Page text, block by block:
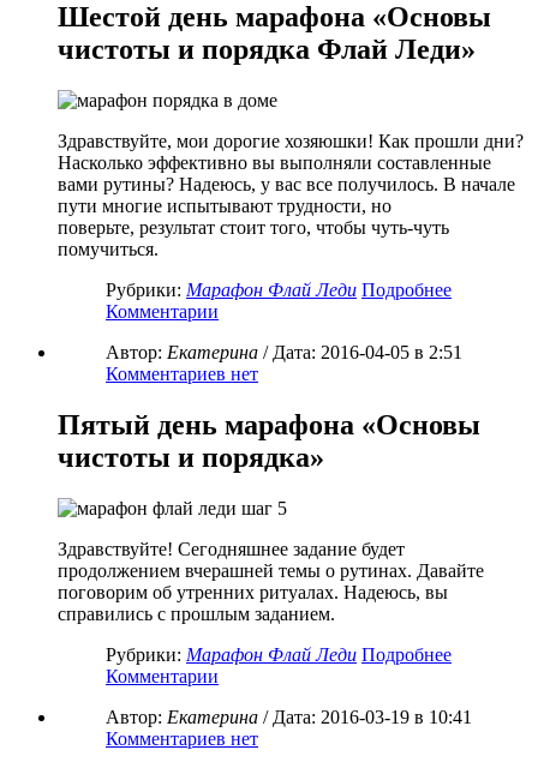
Шестой день марафона «Основы
чистоты и порядка Флай Леди»
Здравствуйте, мои дорогие хозяюшки! Как прошли дни?
Насколько эффективно вы выполняли составленные
вами рутины? Надеюсь, у вас все получилось. В начале
пути многие испытывают трудности, но
поверьте, результат стоит того, чтобы чуть-чуть
помучиться.
Рубрики: Марафон Флай Леди Подробнее
Комментарии
Автор: Екатерина / Дата: 2016-04-05 в 2:51
Комментариев нет
Пятый день марафона «Основы
чистоты и порядка»
Здравствуйте! Сегодняшнее задание будет
продолжением вчерашней темы о рутинах. Давайте
поговорим об утренних ритуалах. Надеюсь, вы
справились с прошлым заданием.
Рубрики: Марафон Флай Леди Подробнее
Комментарии
Автор: Екатерина / Дата: 2016-03-19 в 10:41
Комментариев нет